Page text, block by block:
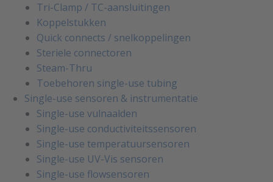
Tri-Clamp / TC-aansluitingen
Koppelstukken
Quick connects / snelkoppelingen
Steriele connectoren
Steam-Thru
Toebehoren single-use tubing
Single-use sensoren & instrumentatie
Single-use vulnaalden
Single-use conductiviteitssensoren
Single-use temperatuursensoren
Single-use UV-Vis sensoren
Single-use flowsensoren